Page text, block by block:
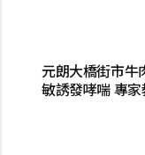
元朗大橋街市牛
敏誘發哮喘 專